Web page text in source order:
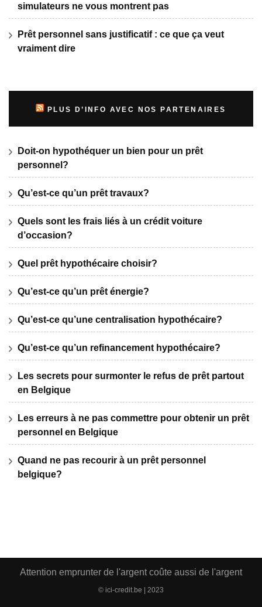
simulateurs ne vous montrent pas
Prêt personnel sans justificatif : ce que ça veut
vraiment dire
PLUS D’INFO AVEC NOS PARTENAIRES
Doit-on hypothéquer un bien pour un prêt
personnel?
Qu’est-ce qu’un prêt travaux?
Quels sont les frais liés à un crédit voiture
d’occasion?
Quel prêt hypothécaire choisir?
Qu’est-ce qu’un prêt énergie?
Qu’est-ce qu’une centralisation hypothécaire?
Qu’est-ce qu’un refinancement hypothécaire?
Les secrets pour surmonter le refus de prêt partout
en Belgique
Les erreurs à ne pas commettre pour obtenir un prêt
personnel en Belgique
Quand ne pas recourir à un prêt personnel
belgique?